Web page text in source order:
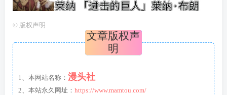
© 版权声明
文章版权声
明
1、本网站名称： 漫头社
2、本站永久网址： https://www.mamtou.com/